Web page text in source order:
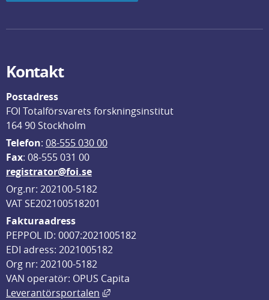
Kontakt
Postadress
FOI Totalförsvarets forskningsinstitut
164 90 Stockholm
Telefon: 08-555 030 00
Fax: 08-555 031 00
registrator@foi.se
Org.nr: 202100-5182
VAT SE202100518201
Fakturaadress
PEPPOL ID: 0007:2021005182
EDI adress: 2021005182
Org nr: 202100-5182
VAN operatör: OPUS Capita
Leverantörsportalen
Länk till annan webbplats, öppnas